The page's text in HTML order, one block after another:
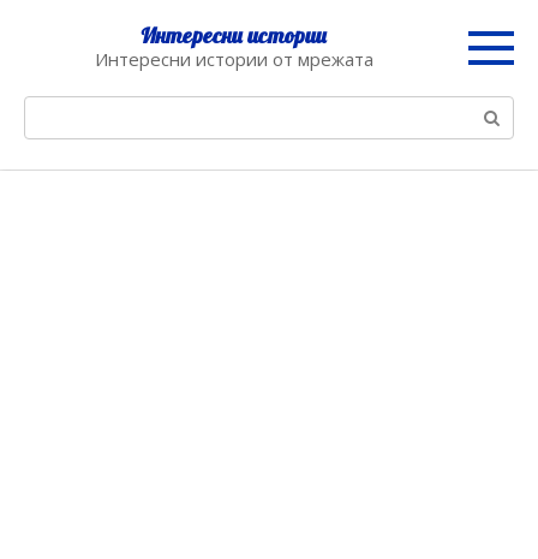
Интересни истории
Интересни истории от мрежата